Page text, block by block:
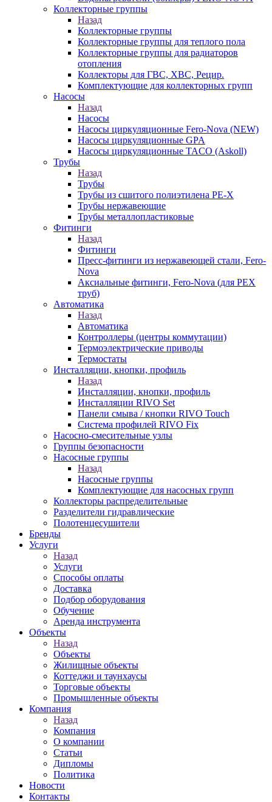
Коллекторные группы
Назад
Коллекторные группы
Коллекторные группы для теплого пола
Коллекторные группы для радиаторов
отопления
Коллекторы для ГВС, ХВС, Рецир.
Комплектующие для коллекторных групп
Насосы
Назад
Насосы
Насосы циркуляционные Fero-Nova (NEW)
Насосы циркуляционные GPA
Насосы циркуляционные TACO (Askoll)
Трубы
Назад
Трубы
Трубы из сшитого полиэтилена PE-X
Трубы нержавеющие
Трубы металлопластиковые
Фитинги
Назад
Фитинги
Пресс-фитинги из нержавеющей стали, Fero-
Nova
Аксиальные фитинги, Fero-Nova (для PEX
труб)
Автоматика
Назад
Автоматика
Контроллеры (центры коммутации)
Термоэлектрические приводы
Термостаты
Инсталляции, кнопки, профиль
Назад
Инсталляции, кнопки, профиль
Инсталляции RIVO Set
Панели смыва / кнопки RIVO Touch
Система профилей RIVO Fix
Насосно-смесительные узлы
Группы безопасности
Насосные группы
Назад
Насосные группы
Комплектующие для насосных групп
Коллекторы распределительные
Разделители гидравлические
Полотенцесушители
Бренды
Услуги
Назад
Услуги
Способы оплаты
Доставка
Подбор оборудования
Обучение
Аренда инструмента
Объекты
Назад
Объекты
Жилищные объекты
Коттеджи и таунхаусы
Торговые объекты
Промышленные объекты
Компания
Назад
Компания
О компании
Статьи
Дипломы
Политика
Новости
Контакты